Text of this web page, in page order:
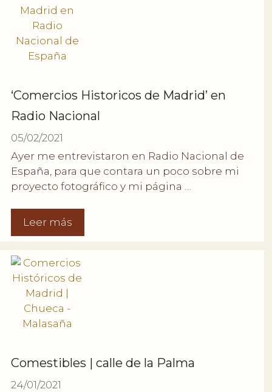
‘Comercios Historicos de Madrid’ en
Radio Nacional
05/02/2021
Ayer me entrevistaron en Radio Nacional de
España, para que contara un poco sobre mi
proyecto fotográfico y mi página …
Leer más
Comestibles | calle de la Palma
24/01/2021